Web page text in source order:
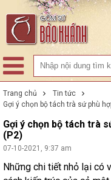
Trang chủ
Tin tức
Gợi ý chọn bộ tách trà sứ phù
Gợi ý chọn bộ tách trà
(P2)
07-10-2021, 9:37 am
Những chi tiết nhỏ lại có